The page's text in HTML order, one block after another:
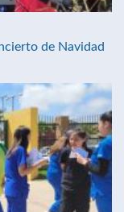
de Navidad